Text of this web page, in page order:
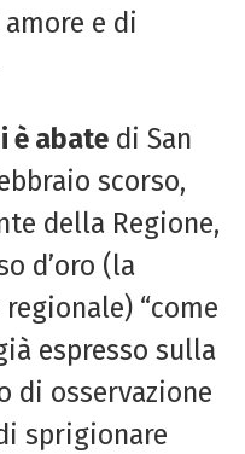
e di
è abate di San
scorso,
della Regione,
d’oro (la
“come
espresso sulla
di osservazione
sprigionare